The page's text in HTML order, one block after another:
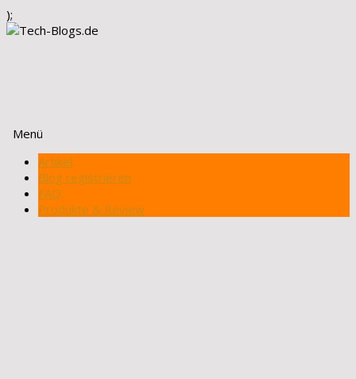
);
Menü
Zum
Inhalt
springen
Artikel
Blog registrieren
FAQ
Produkte & Review